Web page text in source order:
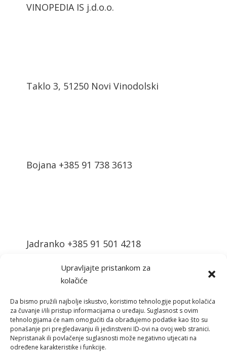
Upravljajte pristankom za
kolačiće
Da bismo pružili najbolje iskustvo, koristimo tehnologije poput kolačića
za čuvanje i/ili pristup informacijama o uređaju. Suglasnost s ovim
tehnologijama će nam omogućiti da obrađujemo podatke kao što su
ponašanje pri pregledavanju ili jedinstveni ID-ovi na ovoj web stranici.
Nepristanak ili povlačenje suglasnosti može negativno utjecati na
određene karakteristike i funkcije.
VINOPEDIA IS j.d.o.o.
Taklo 3, 51250 Novi Vinodolski
Bojana +385 91 738 3613
Jadranko +385 91 501 4218
info@vinopedia.hr